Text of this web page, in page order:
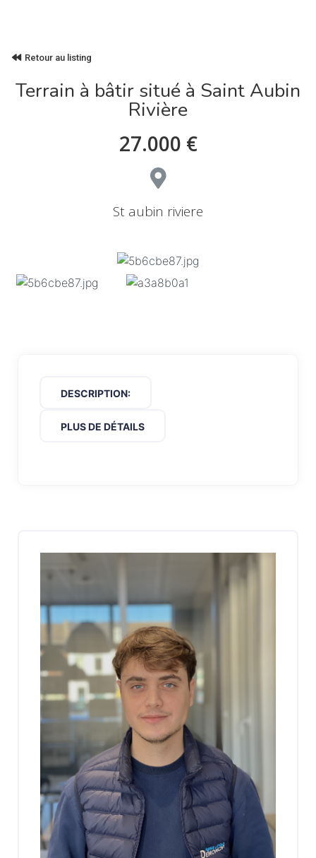
Retour au listing
Terrain à bâtir situé à Saint Aubin
Rivière
27.000 €
St aubin riviere
DESCRIPTION:
PLUS DE DÉTAILS